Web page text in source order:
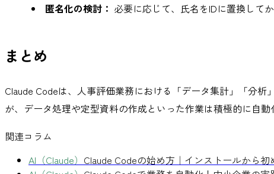
匿名化の検討： 必要に応じて、氏名をIDに置換して
まとめ
Claude Codeは、人事評価業務における「データ集計」「分
が、データ処理や定型資料の作成といった作業は積極的に自
関連コラム
AI（Claude） Claude Codeの始め方｜インストールから